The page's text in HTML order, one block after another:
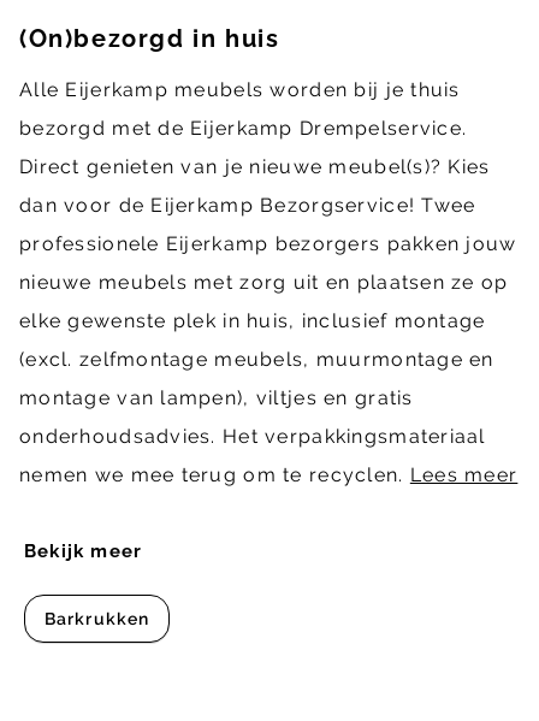
Bekijk meer
Barkrukken
(On)bezorgd in huis
Alle Eijerkamp meubels worden bij je thuis
bezorgd met de Eijerkamp Drempelservice.
Direct genieten van je nieuwe meubel(s)? Kies
dan voor de Eijerkamp Bezorgservice! Twee
professionele Eijerkamp bezorgers pakken jouw
nieuwe meubels met zorg uit en plaatsen ze op
elke gewenste plek in huis, inclusief montage
(excl. zelfmontage meubels, muurmontage en
montage van lampen), viltjes en gratis
onderhoudsadvies. Het verpakkingsmateriaal
nemen we mee terug om te recyclen. Lees meer